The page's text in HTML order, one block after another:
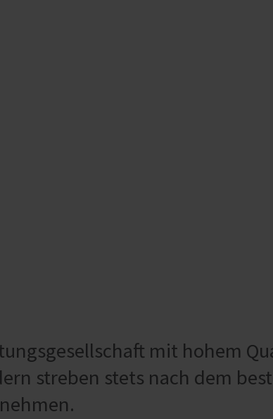
mit hohem
streben stets nach dem